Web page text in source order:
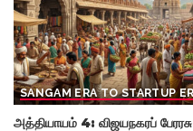
SANGAM ERA TO STARTUP
அத்தியாயம் 4: விஜயநகரப் பேரரசு